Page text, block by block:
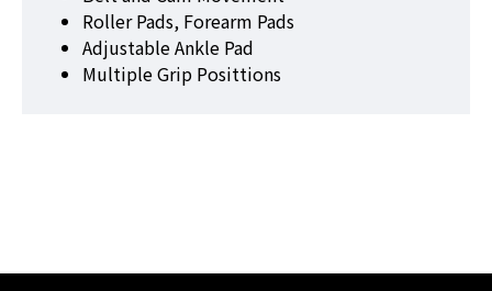
Roller Pads, Forearm Pads
Adjustable Ankle Pad
Multiple Grip Posittions